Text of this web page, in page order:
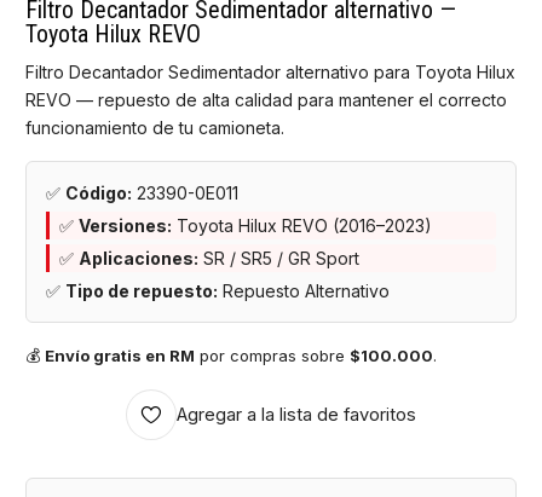
Filtro Decantador Sedimentador alternativo —
Toyota Hilux REVO
Filtro Decantador Sedimentador alternativo para Toyota Hilux
REVO — repuesto de alta calidad para mantener el correcto
funcionamiento de tu camioneta.
✅ Código: 23390-0E011
✅ Versiones: Toyota Hilux REVO (2016–2023)
✅ Aplicaciones: SR / SR5 / GR Sport
✅ Tipo de repuesto: Repuesto Alternativo
💰 Envío gratis en RM por compras sobre $100.000.
Agregar a la lista de favoritos